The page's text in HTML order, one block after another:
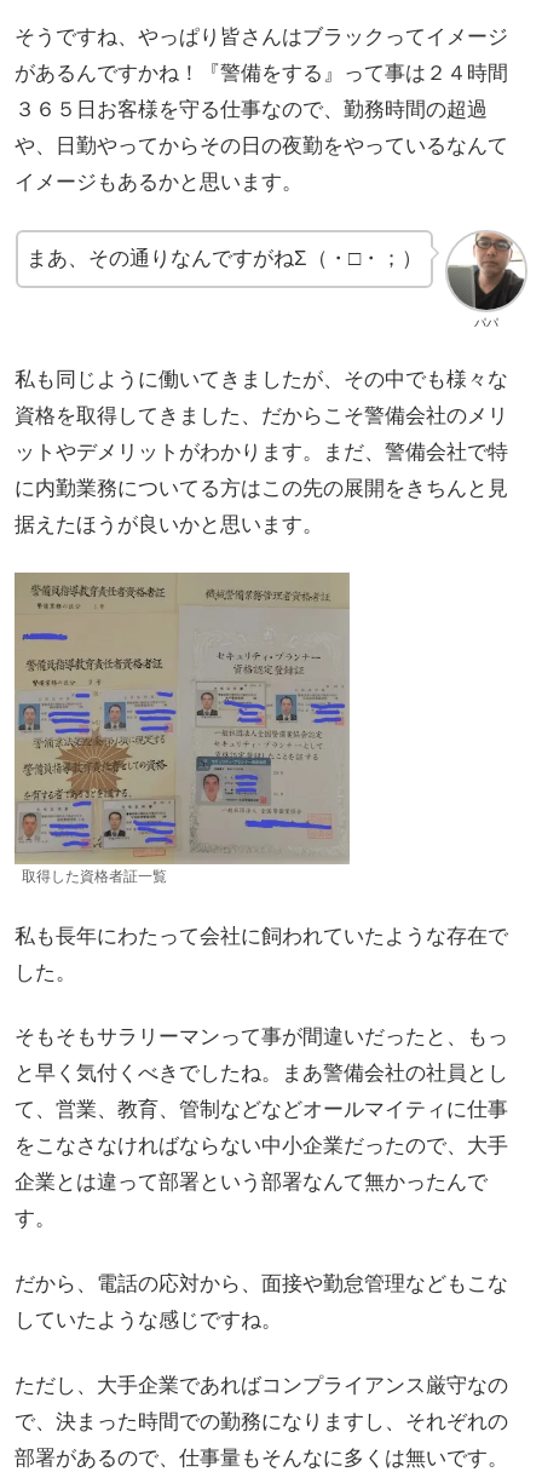
そうですね、やっぱり皆さんはブラックってイメージ
があるんですかね！『警備をする』って事は２４時間
３６５日お客様を守る仕事なので、勤務時間の超過
や、日勤やってからその日の夜勤をやっているなんて
イメージもあるかと思います。
パパ
まあ、その通りなんですがねΣ（・□・；）
私も同じように働いてきましたが、その中でも様々な
資格を取得してきました、だからこそ警備会社のメリ
ットやデメリットがわかります。まだ、警備会社で特
に内勤業務についてる方はこの先の展開をきちんと見
据えたほうが良いかと思います。
取得した資格者証一覧
私も長年にわたって会社に飼われていたような存在で
した。
そもそもサラリーマンって事が間違いだったと、もっ
と早く気付くべきでしたね。まあ警備会社の社員とし
て、営業、教育、管制などなどオールマイティに仕事
をこなさなければならない中小企業だったので、大手
企業とは違って部署という部署なんて無かったんで
す。
だから、電話の応対から、面接や勤怠管理などもこな
していたような感じですね。
ただし、大手企業であればコンプライアンス厳守なの
で、決まった時間での勤務になりますし、それぞれの
部署があるので、仕事量もそんなに多くは無いです。